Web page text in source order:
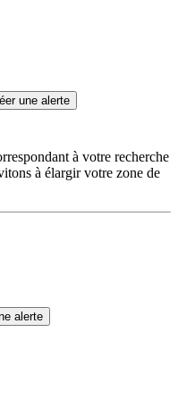
une alerte
à votre recherche
à élargir votre zone de